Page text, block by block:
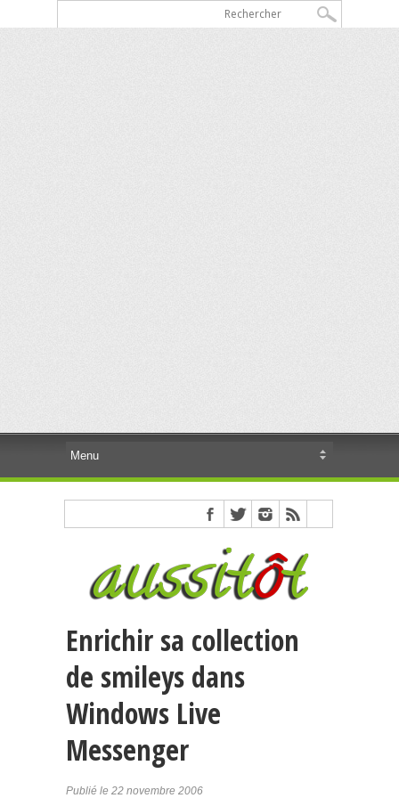
Enrichir sa collection
de smileys dans
Windows Live
Messenger
Publié le 22 novembre 2006